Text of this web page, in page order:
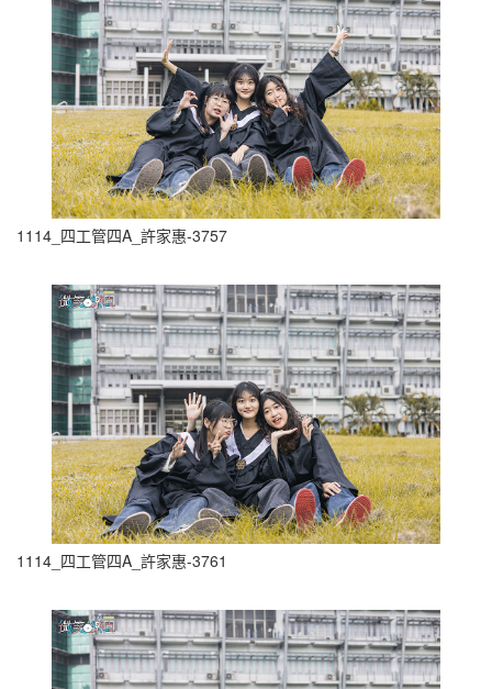
1114_四工管四A_許家惠-3757
1114_四工管四A_許家惠-3761